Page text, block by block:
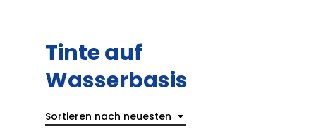
Tinte auf
Wasserbasis
Sortieren nach neuesten